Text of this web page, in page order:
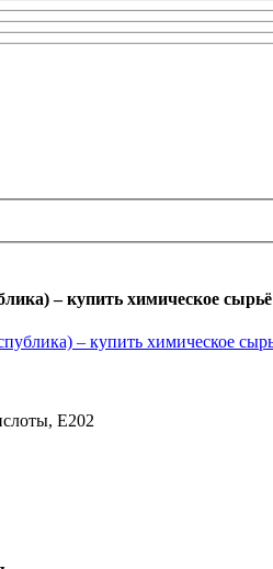
– купить химическое сырьё
Е202